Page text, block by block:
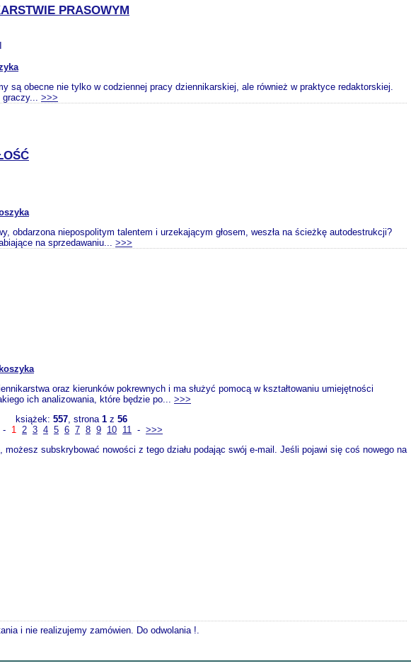
PRASOWYM
są obecne nie tylko w codziennej pracy dziennikarskiej, ale również w praktyce redaktorskiej.
graczy... >>>
obdarzona niepospolitym talentem i urzekającym głosem, weszła na ścieżkę autodestrukcji?
na sprzedawaniu... >>>
oraz kierunków pokrewnych i ma służyć pomocą w kształtowaniu umiejętności
ich analizowania, które będzie po... >>>
książek: 557, strona 1 z 56
- 1 2 3 4 5 6 7 8 9 10 11 - >>>
subskrybować nowości z tego działu podając swój e-mail. Jeśli pojawi się coś nowego na
i nie realizujemy zamówien. Do odwolania !.